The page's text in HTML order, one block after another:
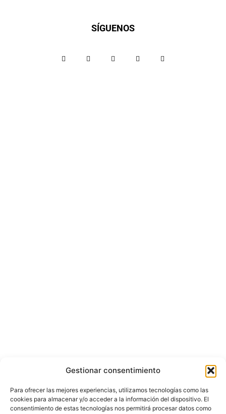
Gestionar consentimiento
Para ofrecer las mejores experiencias, utilizamos tecnologías como las
cookies para almacenar y/o acceder a la información del dispositivo. El
consentimiento de estas tecnologías nos permitirá procesar datos como
SÍGUENOS